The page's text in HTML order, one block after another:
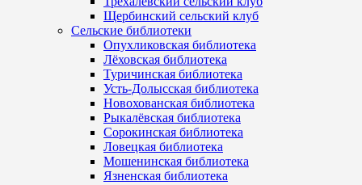
Щербинский сельский клуб
Сельские библиотеки
Опухликовская библиотека
Лёховская библиотека
Туричинская библиотека
Усть-Долысская библиотека
Новохованская библиотека
Рыкалёвская библиотека
Сорокинская библиотека
Ловецкая библиотека
Мошенинская библиотека
Язненская библиотека